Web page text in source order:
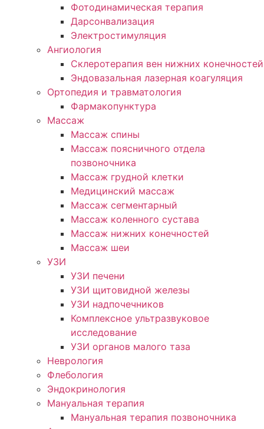
Фотодинамическая терапия
Дарсонвализация
Электростимуляция
Ангиология
Склеротерапия вен нижних конечностей
Эндовазальная лазерная коагуляция
Ортопедия и травматология
Фармакопунктура
Массаж
Массаж спины
Массаж поясничного отдела
позвоночника
Массаж грудной клетки
Медицинский массаж
Массаж сегментарный
Массаж коленного сустава
Массаж нижних конечностей
Массаж шеи
УЗИ
УЗИ печени
УЗИ щитовидной железы
УЗИ надпочечников
Комплексное ультразвуковое
исследование
УЗИ органов малого таза
Неврология
Флебология
Эндокринология
Мануальная терапия
Мануальная терапия позвоночника